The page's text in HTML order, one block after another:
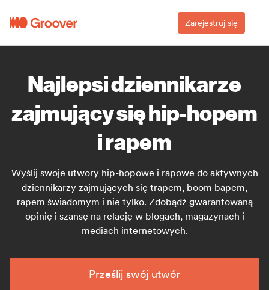
Zarejestruj się
Najlepsi dziennikarze
zajmujący się hip-hopem
i rapem
Wyślij swoje utwory hip-hopowe i rapowe do aktywnych
dziennikarzy zajmujących się trapem, boom bapem,
rapem świadomym i nie tylko. Zdobądź gwarantowaną
opinię i szansę na relację w blogach, magazynach i
mediach internetowych.
Prześlij swój utwór